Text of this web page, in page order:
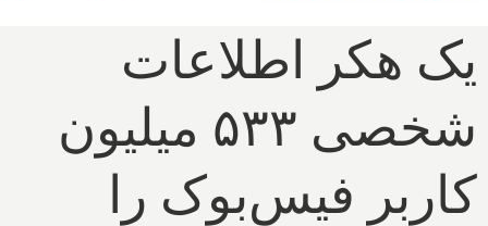
یک هکر اطلاعات
شخصی ۵۳۳ میلیون
کاربر فیس‌بوک را